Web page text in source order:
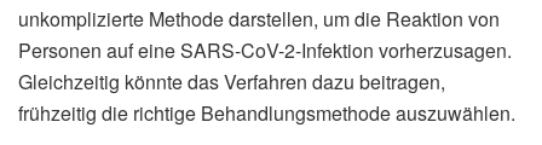
unkomplizierte Methode darstellen, um die Reaktion von
Personen auf eine SARS-CoV-2-Infektion vorherzusagen.
Gleichzeitig könnte das Verfahren dazu beitragen,
frühzeitig die richtige Behandlungsmethode auszuwählen.